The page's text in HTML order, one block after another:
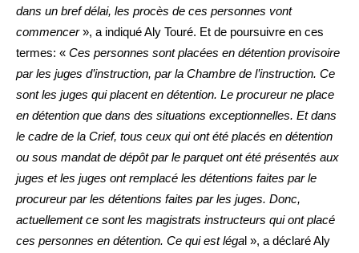
dans un bref délai, les procès de ces personnes vont
commencer», a indiqué Aly Touré. Et de poursuivre en ces
termes: « Ces personnes sont placées en détention provisoire
par les juges d’instruction, par la Chambre de l’instruction. Ce
sont les juges qui placent en détention. Le procureur ne place
en détention que dans des situations exceptionnelles. Et dans
le cadre de la Crief, tous ceux qui ont été placés en détention
ou sous mandat de dépôt par le parquet ont été présentés aux
juges et les juges ont remplacé les détentions faites par le
procureur par les détentions faites par les juges. Donc,
actuellement ce sont les magistrats instructeurs qui ont placé
ces personnes en détention. Ce qui est légal », a déclaré Aly